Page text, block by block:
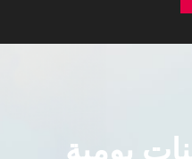
يومية